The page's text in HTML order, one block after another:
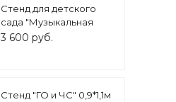
Стенд для детского
сада "Музыкальная
палитра", 1*0,8м., арт.
3 600 руб.
Стенд "ГО и ЧС" 0,9*1,1м